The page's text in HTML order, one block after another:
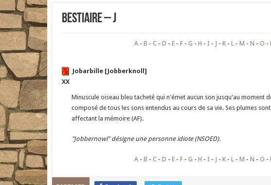
Bestiaire – J
A B C D E F G H I J K L M N O
Jobarbille [Jobberknoll]
XX
Minuscule oiseau bleu tacheté qui n'émet aucun son jusqu'au moment
composé de tous les sons entendus au cours de sa vie. Ses plumes
affectant la mémoire (AF).
"Jobbernowl" désigne une personne idiote (NSOED).
A B C D E F G H I J K L M N O